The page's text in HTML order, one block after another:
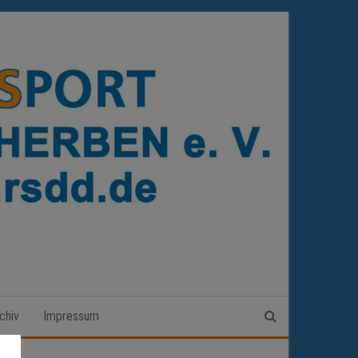
Impressum